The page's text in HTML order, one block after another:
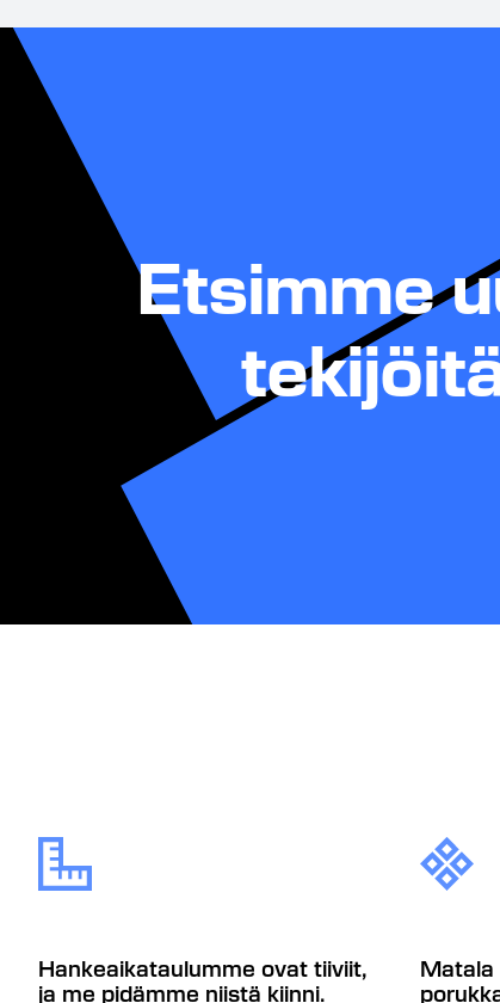
Etsimme
Hankeaikataulumme ovat tiiviit,
ja me pidämme niistä kiinni.
Matala